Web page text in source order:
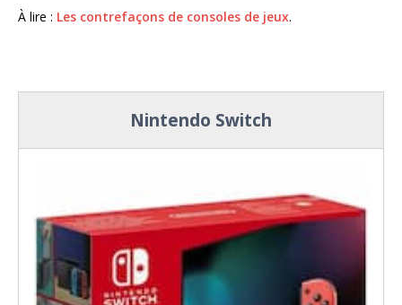
À lire : Les contrefaçons de consoles de jeux.
Nintendo Switch